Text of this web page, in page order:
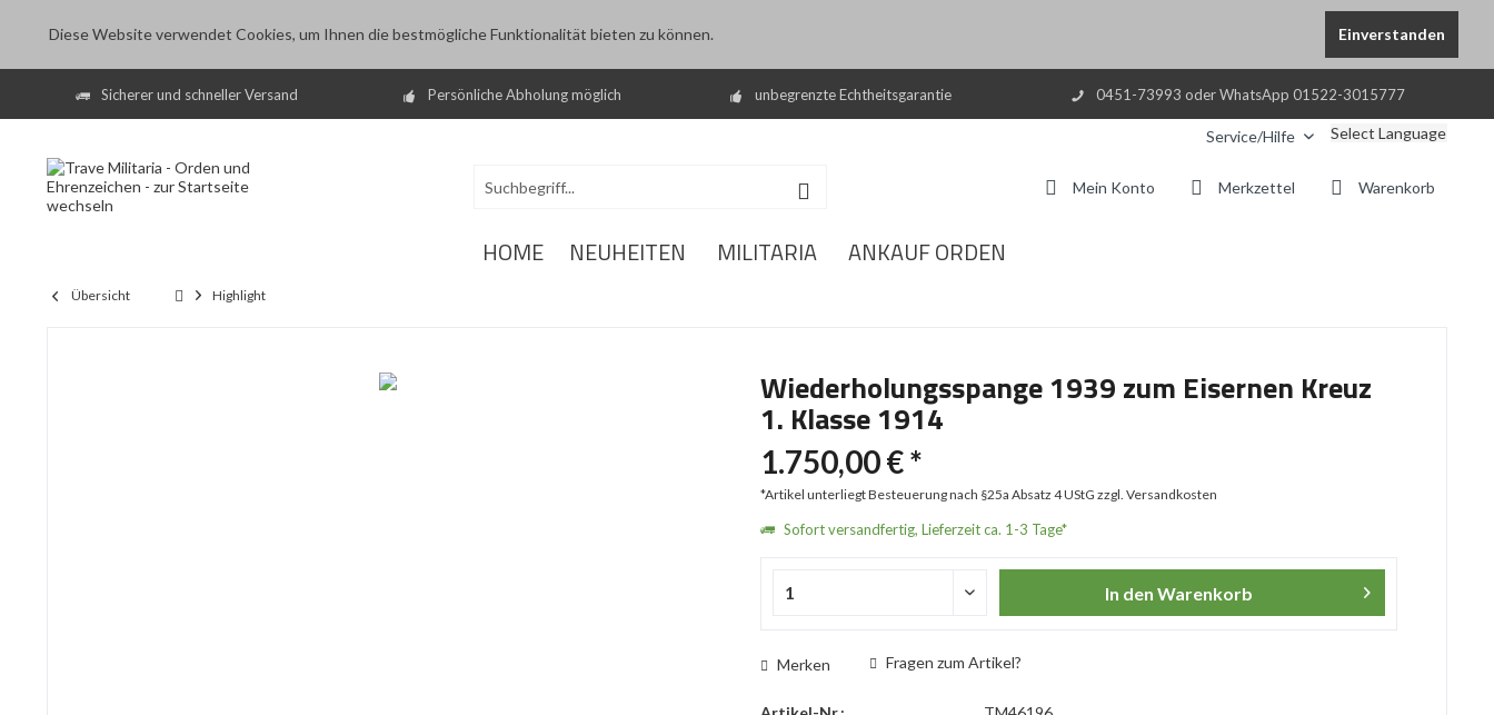
Diese Website verwendet Cookies, um Ihnen die bestmögliche Funktionalität bieten zu können. Einverstanden
Sicherer und schneller Versand Persönliche Abholung möglich unbegrenzte Echtheitsgarantie 0451-73993 oder WhatsApp 01522-3015777
Service/Hilfe Select Language
Warenkorb
Merkzettel
Mein Konto
HOME NEUHEITEN MILITARIA ANKAUF ORDEN
Übersicht Highlight
Wiederholungsspange 1939 zum Eisernen Kreuz
1. Klasse 1914
1.750,00 € *
*Artikel unterliegt Besteuerung nach §25a Absatz 4 UStGzzgl. Versandkosten
Sofort versandfertig, Lieferzeit ca. 1-3 Tage*
In den Warenkorb
Merken Fragen zum Artikel?